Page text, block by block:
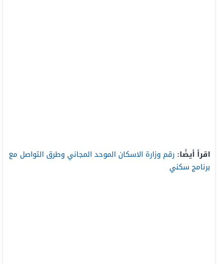
اقرأ أيضًا: رقم وزارة الاسكان الموحد المجاني وطرق التواصل مع
برنامج سكني